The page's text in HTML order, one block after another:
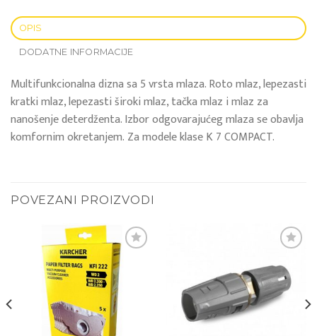
OPIS
DODATNE INFORMACIJE
Multifunkcionalna dizna sa 5 vrsta mlaza. Roto mlaz, lepezasti
kratki mlaz, lepezasti široki mlaz, tačka mlaz i mlaz za
nanošenje deterdženta. Izbor odgovarajućeg mlaza se obavlja
komfornim okretanjem. Za modele klase K 7 COMPACT.
POVEZANI PROIZVODI
Add to
wishlist wishlist